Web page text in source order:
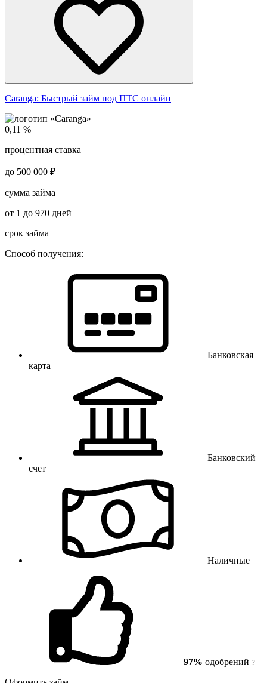
Caranga: Быстрый займ под ПТС онлайн
0,11 %
процентная ставка
до 500 000 ₽
сумма займа
от 1 до 970 дней
срок займа
Способ получения:
Банковская
карта
Банковский
счет
Наличные
97% одобрений ?